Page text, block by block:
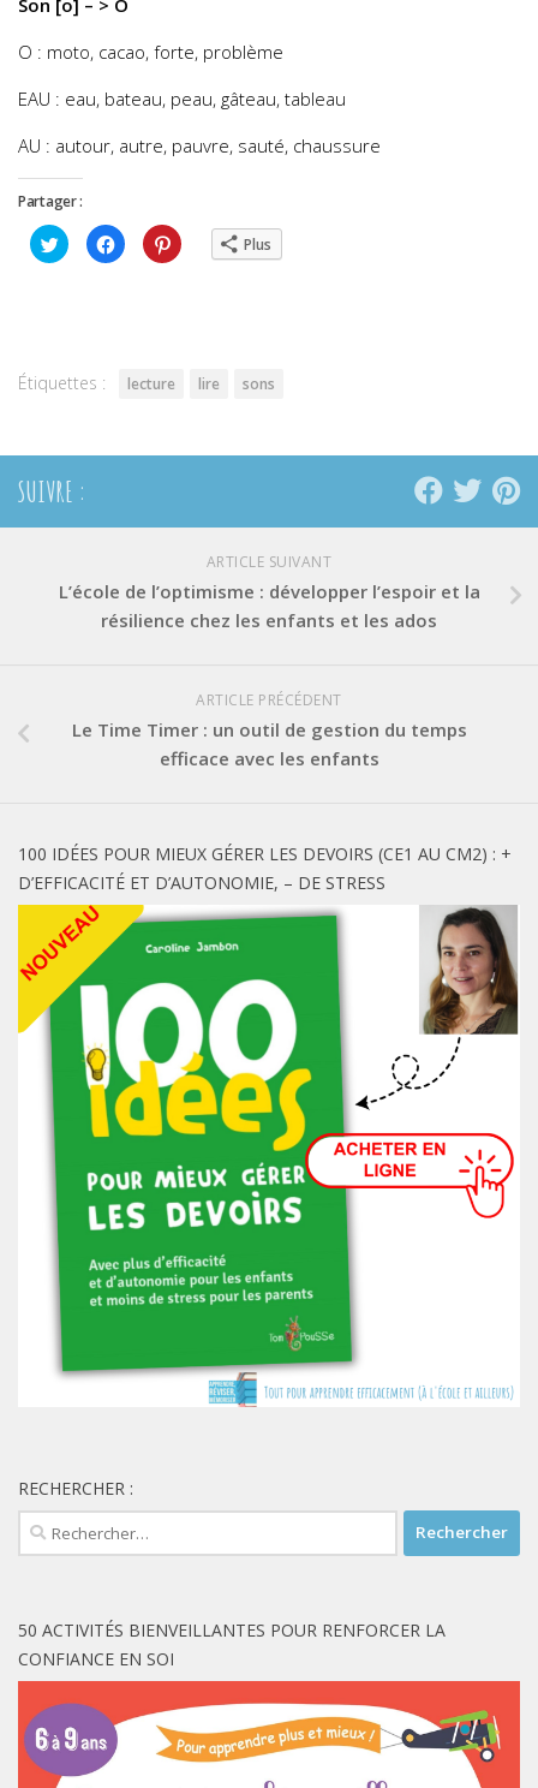
O : moto, cacao, forte, problème
EAU : eau, bateau, peau, gâteau, tableau
AU : autour, autre, pauvre, sauté, chaussure
Partager :
Cliquez
pour
partager
Cliquez
pour
partager
Cliquez
pour Plus
Étiquettes : lecture lire sons
SUIVRE :
ARTICLE SUIVANT
L’école de l’optimisme : développer l’espoir et la
résilience chez les enfants et les ados
ARTICLE PRÉCÉDENT
Le Time Timer : un outil de gestion du temps
efficace avec les enfants
100 IDÉES POUR MIEUX GÉRER LES DEVOIRS (CE1 AU CM2) : +
D’EFFICACITÉ ET D’AUTONOMIE, – DE STRESS
RECHERCHER :
Rechercher :
50 ACTIVITÉS BIENVEILLANTES POUR RENFORCER LA
CONFIANCE EN SOI